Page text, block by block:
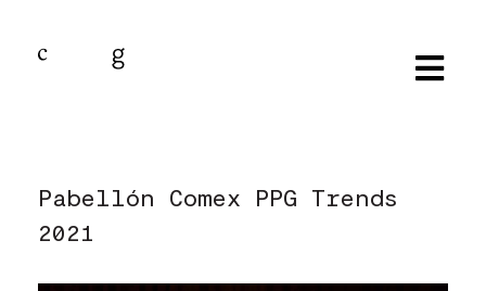
Pabellón Comex PPG Trends
2021